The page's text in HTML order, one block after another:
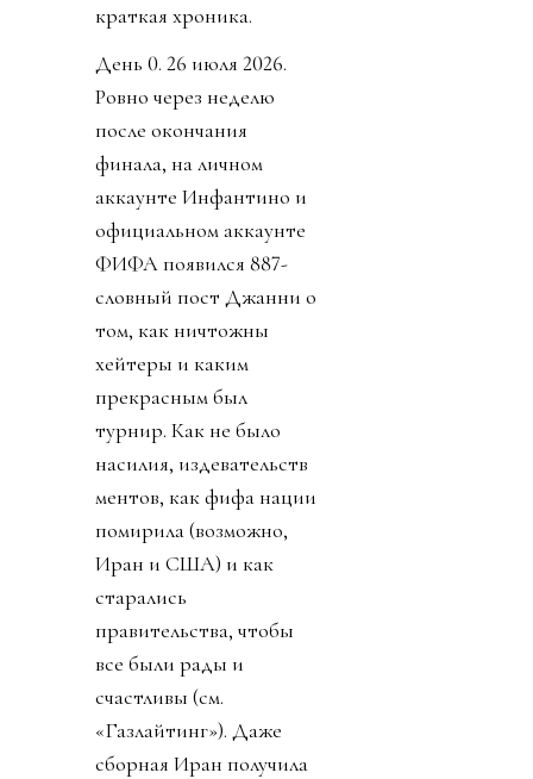
краткая хроника.
День 0. 26 июля 2026.
Ровно через неделю
после окончания
финала, на личном
аккаунте Инфантино и
официальном аккаунте
ФИФА появился 887-
словный пост Джанни о
том, как ничтожны
хейтеры и каким
прекрасным был
турнир. Как не было
насилия, издевательств
ментов, как фифа нации
помирила (возможно,
Иран и США) и как
старались
правительства, чтобы
все были рады и
счастливы (см.
«Газлайтинг»). Даже
сборная Иран получила